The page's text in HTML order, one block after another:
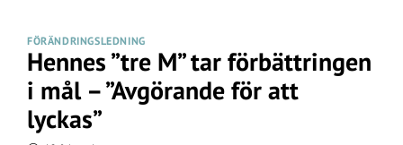
FÖRÄNDRINGSLEDNING
Hennes ”tre M” tar förbättringen
i mål – ”Avgörande för att
lyckas”